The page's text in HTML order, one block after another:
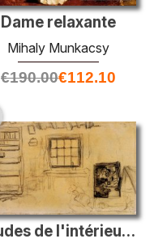
Dame relaxante
Mihaly Munkacsy
€190.00€112.10
Études de l'intérieur d'un chalet et un croquis des mangeurs de